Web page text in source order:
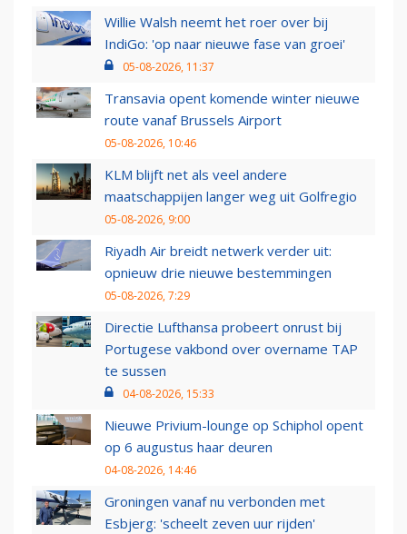
Willie Walsh neemt het roer over bij
IndiGo: 'op naar nieuwe fase van groei'
05-08-2026, 11:37
Transavia opent komende winter nieuwe
route vanaf Brussels Airport
05-08-2026, 10:46
KLM blijft net als veel andere
maatschappijen langer weg uit Golfregio
05-08-2026, 9:00
Riyadh Air breidt netwerk verder uit:
opnieuw drie nieuwe bestemmingen
05-08-2026, 7:29
Directie Lufthansa probeert onrust bij
Portugese vakbond over overname TAP
te sussen
04-08-2026, 15:33
Nieuwe Privium-lounge op Schiphol opent
op 6 augustus haar deuren
04-08-2026, 14:46
Groningen vanaf nu verbonden met
Esbjerg: 'scheelt zeven uur rijden'